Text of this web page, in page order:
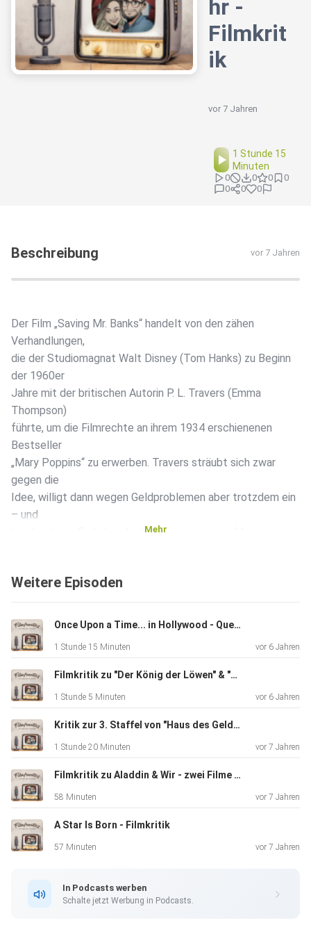
hr -
Filmkrit
ik
vor 7 Jahren
1 Stunde 15
Minuten
0 0 0
0
0
0 0
Beschreibung vor 7 Jahren
Der Film „Saving Mr. Banks“ handelt von den zähen
Verhandlungen,
die der Studiomagnat Walt Disney (Tom Hanks) zu Beginn
der 1960er
Jahre mit der britischen Autorin P. L. Travers (Emma
Thompson)
führte, um die Filmrechte an ihrem 1934 erschienenen
Bestseller
„Mary Poppins“ zu erwerben. Travers sträubt sich zwar
gegen die
Idee, willigt dann wegen Geldproblemen aber trotzdem ein
– und
lässt sich am Ende bei der Weltpremiere von „Mary
diese
genießen,
schließlich wurde „Saving Mr. Banks“ von Disney selbst
finanziert
und produziert. Aber man könnte es sich zumindest gut
vorstellen,
1964er „Mary Poppins“ nicht von ungefähr ein
Familienfilm-Klassiker – und fünf Oscars unter anderem für
Hauptdarstellerin Julie Andrews gab es noch obendrauf.
Mit „Mary Poppins‘ Rückkehr“ von Musical-Spezialist Rob
Marshall
Original
Mehr
Weitere Episoden
Once Upon a Time... in Hollywood - Quentin Tarantino's Meisterwerk
1 Stunde 15 Minuten vor 6 Jahren
Filmkritik zu "Der König der Löwen" & "Men in Black: International" Review
1 Stunde 5 Minuten vor 6 Jahren
Kritik zur 3. Staffel von "Haus des Geldes" & "Stranger Things"
1 Stunde 20 Minuten vor 7 Jahren
Filmkritik zu Aladdin & Wir - zwei Filme wie sie unterschiedlicher nicht sein könnten
58 Minuten vor 7 Jahren
A Star Is Born - Filmkritik
57 Minuten vor 7 Jahren
In Podcasts werben
Schalte jetzt Werbung in Podcasts.